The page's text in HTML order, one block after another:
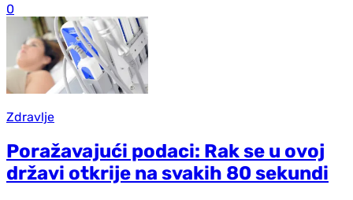
0
Zdravlje
Poražavajući podaci: Rak se u ovoj
državi otkrije na svakih 80 sekundi